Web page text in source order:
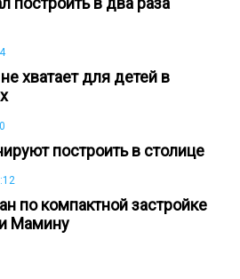
хватает для детей в
построить в столице
по компактной застройке
Мамину